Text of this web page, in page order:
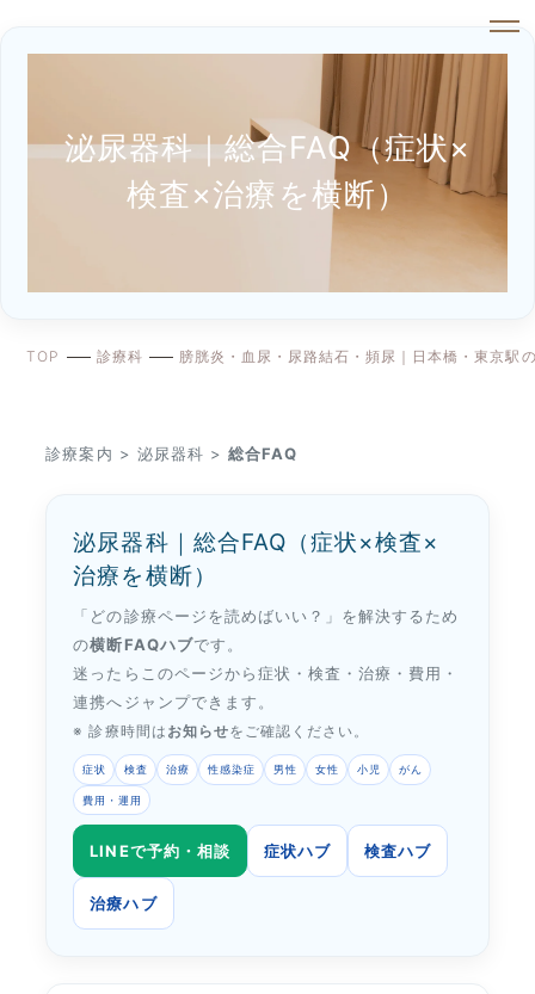
泌尿器科｜総合FAQ（症状×
検査×治療を横断）
TOP 診療科 膀胱炎・血尿・尿路結石・頻尿｜日本橋・東京駅
診療案内 > 泌尿器科 > 総合FAQ
泌尿器科｜総合FAQ（症状×検査×
治療を横断）
「どの診療ページを読めばいい？」を解決するため
の横断FAQハブです。
迷ったらこのページから症状・検査・治療・費用・
連携へジャンプできます。
※ 診療時間は お知らせをご確認ください。
症状 検査 治療 性感染症 男性 女性 小児 がん
費用・運用
LINEで予約・相談 症状ハブ 検査ハブ
治療ハブ